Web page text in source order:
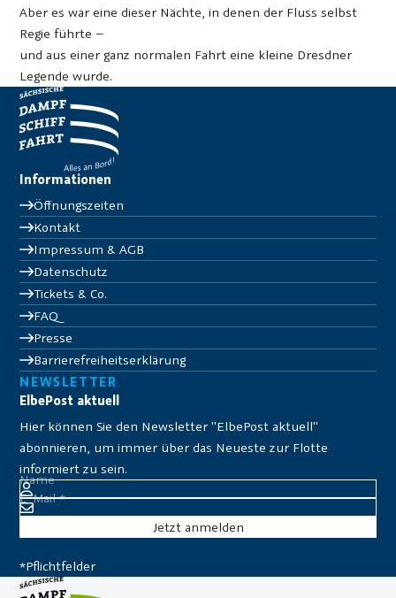
Aber es war eine dieser Nächte, in denen der Fluss selbst
Regie führte –
und aus einer ganz normalen Fahrt eine kleine Dresdner
Legende wurde.
Informationen
Öffnungszeiten
Kontakt
Impressum & AGB
Datenschutz
Tickets & Co.
FAQ
Presse
Barrierefreiheitserklärung
NEWSLETTER
ElbePost aktuell
Hier können Sie den Newsletter "ElbePost aktuell"
abonnieren, um immer über das Neueste zur Flotte
informiert zu sein.
Name
E-Mail*
*Pflichtfelder
Sie er­klä­ren sich da­mit ein­ver­stan­den, dass Ihre Da­ten zur